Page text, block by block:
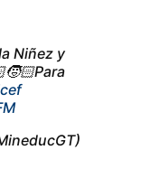
Niñez y